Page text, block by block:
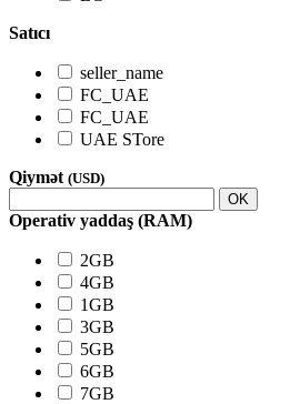
Satıcı
seller_name
FC_UAE
FC_UAE
UAE STore
Qiymət (USD)
OK
Operativ yaddaş (RAM)
2GB
4GB
1GB
3GB
5GB
6GB
7GB